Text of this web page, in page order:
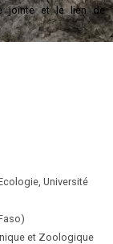
jointe et le lien de
Université
et Zoologique